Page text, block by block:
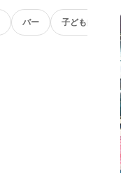
バー 子ども向け